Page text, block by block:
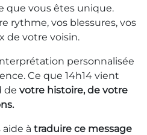
que vous êtes unique.
rythme, vos blessures, vos
de votre voisin.
personnalisée
Ce que 14h14 vient
de votre histoire, de votre
à traduire ce message